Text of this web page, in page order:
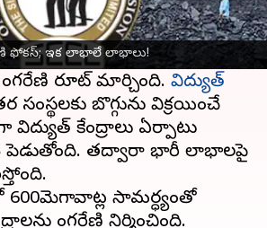
ఫోకస్; ఇక లాభాలే లాభాలు!
గుర్తుకొచ్చేది బొగ్గు. గనుల్లో
పరిశ్రమలు, విద్యుత్ సంస్థలకు
వస్తోంది.
రూట్ మార్చింది. విద్యుత్
సంస్థలకు బొగ్గును విక్రయించే
విద్యుత్ కేంద్రాలు ఏర్పాటు
తద్వారా భారీ లాభాలపై
సామర్ధ్యంతో
సింగరేణి నిర్మించింది.